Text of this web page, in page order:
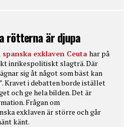
rötterna är djupa
exklaven Ceuta har på
inrikespolitiskt slagträ. Där
sig åt något som bäst kan
Kravet i debatten borde istället
och ge hela bilden. Det är
Frågan om
exklaven är större och går
känt.